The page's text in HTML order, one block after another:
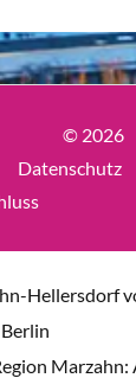
© 2026
Datenschutz
Hellersdorf
Marzahn: